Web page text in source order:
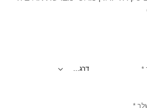
*